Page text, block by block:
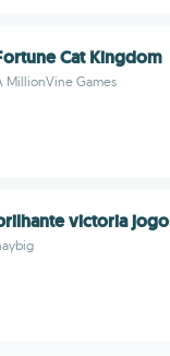
Cat Kingdom
MillionVine Games
victoria jogo